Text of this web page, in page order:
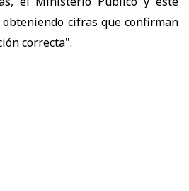
cifras que confirman
correcta".